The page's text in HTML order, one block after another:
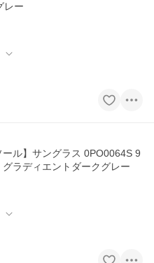
レー
ル】サングラス 0PO0064S 9
ラディエントダークグレー